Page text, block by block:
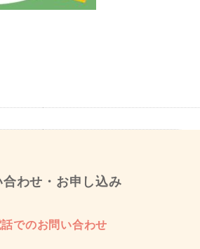
合わせ・お申し込み
でのお問い合わせ